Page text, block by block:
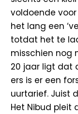
voldoende
het lang een
totdat het te
misschien nog
20 jaar ligt dat
ers is er een
uurtarief. Juist
Het Nibud pleit